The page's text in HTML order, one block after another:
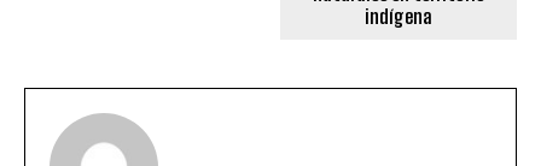
indígena